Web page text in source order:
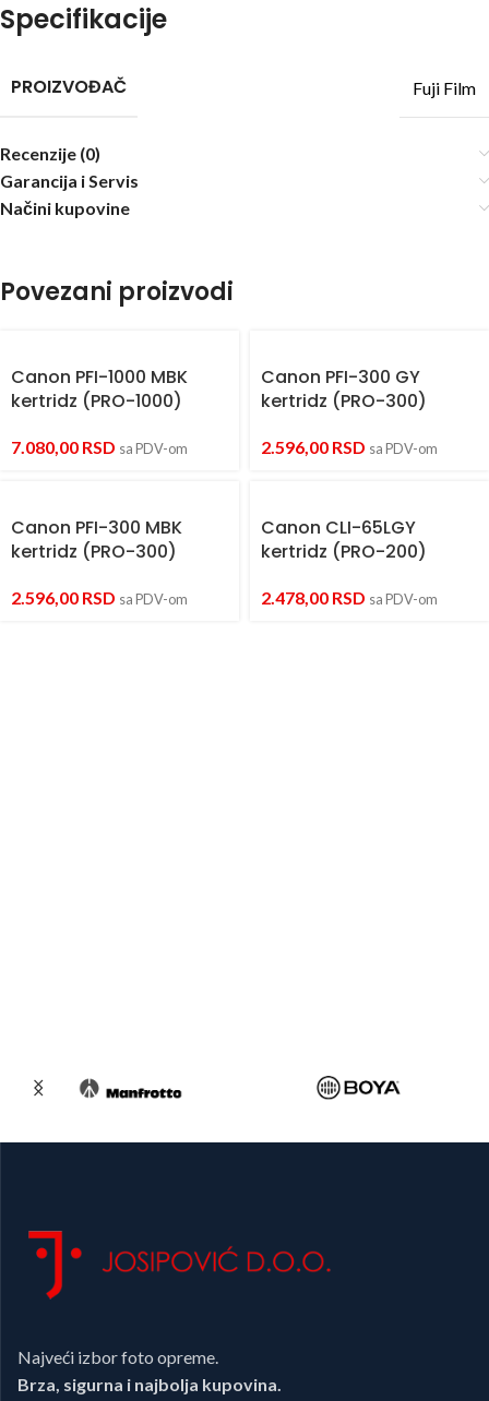
Specifikacije
PROIZVOĐAČ Fuji Film
Recenzije (0)
Garancija i Servis
Načini kupovine
Povezani proizvodi
Canon PFI-1000 MBK
kertridz (PRO-1000)
7.080,00 RSD sa PDV-om
Canon PFI-300 GY
kertridz (PRO-300)
2.596,00 RSD sa PDV-om
Canon PFI-300 MBK
kertridz (PRO-300)
2.596,00 RSD sa PDV-om
Canon CLI-65LGY
kertridz (PRO-200)
2.478,00 RSD sa PDV-om
Najveći izbor foto opreme.
Brza, sigurna i najbolja kupovina.